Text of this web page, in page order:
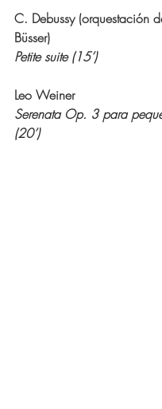
⁠C. Debussy (orquestación
Büsser)
Petite suite (15’)
Leo Weiner
Serenata Op. 3 para
(20’)